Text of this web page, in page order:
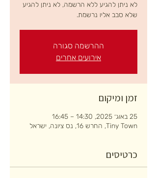
לא ניתן להגיע ללא הרשמה, לא ניתן להגיע
שלא סבב אליו נרשמת.
ההרשמה סגורה
אירועים אחרים
זמן ומיקום
25 באוג׳ 2025, 14:30 – 16:45
Tiny Town, החרש 16, נס ציונה, ישראל
כרטיסים